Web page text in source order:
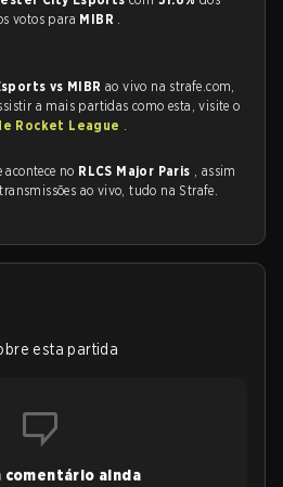
votos para MIBR .
vs MIBRao vivo na strafe.com,
a mais partidas como esta, visite o
Rocket League .
no RLCS Major Paris , assim
ao vivo, tudo na Strafe.
esta partida
comentário ainda